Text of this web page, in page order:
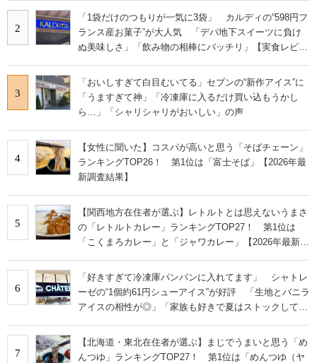
2
「1袋だけのつもりが一気に3袋」 カルディの“598円フ
ランス産お菓子”が大人気 「デパ地下スイーツに負け
ぬ美味しさ」「飲み物の相棒にバッチリ」【実食レビュ
3
「おいしすぎて白目むいてる」セブンの“新作アイス”に
「うますぎて神」「冷凍庫に入るだけ買い込もうかし
ら…」「シャリシャリがおいしい」の声
4
【女性に聞いた】コスパが高いと思う「そばチェーン」
ランキングTOP26！ 第1位は「富士そば」【2026年最
新調査結果】
5
【関西地方在住者が選ぶ】レトルトとは思えないうまさ
の「レトルトカレー」ランキングTOP27！ 第1位は
「こくまろカレー」と「ジャワカレー」【2026年最新調
6
「好きすぎて冷凍庫パンパンに入れてます」 シャトレ
ーゼの“1個約61円シューアイス”が好評 「生地とバニラ
アイスの相性が◎」「家族も好きで夏はストックして
7
【北海道・東北在住者が選ぶ】まじでうまいと思う「め
んつゆ」ランキングTOP27！ 第1位は「めんつゆ（ヤ